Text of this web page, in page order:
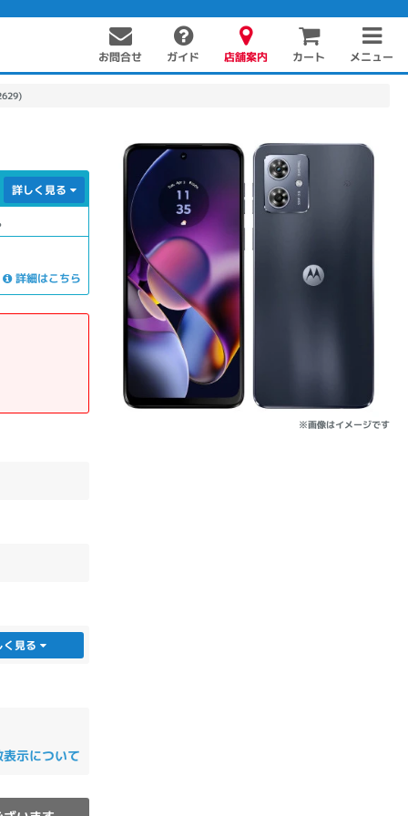
お問合せ ガイド 店舗案内 カート メニュー
※画像はイメージです
詳しく見る
詳細はこちら
く見る
示について
PC周辺機器 PCパーツ ソフト
Ryzen 7 Ryzen 5